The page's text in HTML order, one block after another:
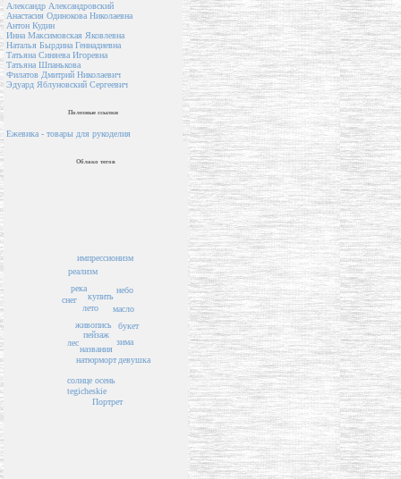
Александр Александровский
Анастасия Одинокова Николаевна
Антон Кудин
Инна Максимовская Яковлевна
Наталья Бырдина Геннадиевна
Татьяна Синяева Игоревна
Татьяна Шпанькова
Филатов Дмитрий Николаевич
Эдуард Яблуновский Сергеевич
Полезные ссылки
Ежевика - товары для рукоделия
Облако тегов
пейзаж
названия
живопись
лето
натюрморт
купить
солнце
лес зима
осень
букет
масло
река
снег
tegicheskie
реализм
небо
импрессионизм
Портрет
девушка